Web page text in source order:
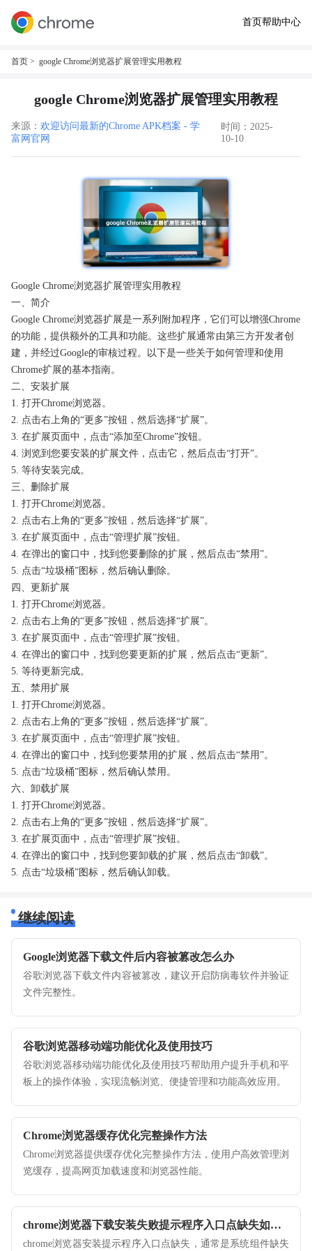
首页帮助中心
首页 > google Chrome浏览器扩展管理实用教程
google Chrome浏览器扩展管理实用教程
来源： 欢迎访问最新的Chrome APK档案 - 学
富网官网
时间：2025-
10-10
Google Chrome浏览器扩展管理实用教程
一、简介
Google Chrome浏览器扩展是一系列附加程序，它们可以增强Chrome
的功能，提供额外的工具和功能。这些扩展通常由第三方开发者创
建，并经过Google的审核过程。以下是一些关于如何管理和使用
Chrome扩展的基本指南。
二、安装扩展
1. 打开Chrome浏览器。
2. 点击右上角的“更多”按钮，然后选择“扩展”。
3. 在扩展页面中，点击“添加至Chrome”按钮。
4. 浏览到您要安装的扩展文件，点击它，然后点击“打开”。
5. 等待安装完成。
三、删除扩展
1. 打开Chrome浏览器。
2. 点击右上角的“更多”按钮，然后选择“扩展”。
3. 在扩展页面中，点击“管理扩展”按钮。
4. 在弹出的窗口中，找到您要删除的扩展，然后点击“禁用”。
5. 点击“垃圾桶”图标，然后确认删除。
四、更新扩展
1. 打开Chrome浏览器。
2. 点击右上角的“更多”按钮，然后选择“扩展”。
3. 在扩展页面中，点击“管理扩展”按钮。
4. 在弹出的窗口中，找到您要更新的扩展，然后点击“更新”。
5. 等待更新完成。
五、禁用扩展
1. 打开Chrome浏览器。
2. 点击右上角的“更多”按钮，然后选择“扩展”。
3. 在扩展页面中，点击“管理扩展”按钮。
4. 在弹出的窗口中，找到您要禁用的扩展，然后点击“禁用”。
5. 点击“垃圾桶”图标，然后确认禁用。
六、卸载扩展
1. 打开Chrome浏览器。
2. 点击右上角的“更多”按钮，然后选择“扩展”。
3. 在扩展页面中，点击“管理扩展”按钮。
4. 在弹出的窗口中，找到您要卸载的扩展，然后点击“卸载”。
5. 点击“垃圾桶”图标，然后确认卸载。
继续阅读
Google浏览器下载文件后内容被篡改怎么办
谷歌浏览器下载文件内容被篡改，建议开启防病毒软件并验证
文件完整性。
谷歌浏览器移动端功能优化及使用技巧
谷歌浏览器移动端功能优化及使用技巧帮助用户提升手机和平
板上的操作体验，实现流畅浏览、便捷管理和功能高效应用。
Chrome浏览器缓存优化完整操作方法
Chrome浏览器提供缓存优化完整操作方法，使用户高效管理浏
览缓存，提高网页加载速度和浏览器性能。
chrome浏览器下载安装失败提示程序入口点缺失如何修复
chrome浏览器安装提示程序入口点缺失，通常是系统组件缺失